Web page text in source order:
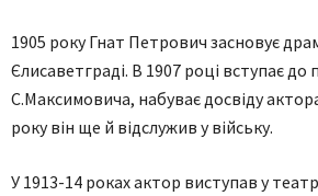
1905 року Гнат Петрович засновує
Єлисаветграді. В 1907 році вступає до
С.Максимовича, набуває досвіду
року він ще й відслужив у війську.
У 1913-14 роках актор виступав у